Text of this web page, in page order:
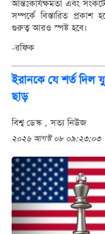
আন্তঃকার্যক্ষমতা এবং
সম্পর্কে বিস্তারিত
গুরুত্ব আরও স্পষ্ট হবে।
-রফিক
ইরানকে যে শর্ত দিল
ছাড়
বিশ্ব ডেস্ক . সত্য নিউজ
২০২৬ আগস্ট ০৮ ০৯:২৩:০৩